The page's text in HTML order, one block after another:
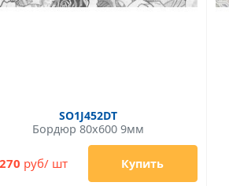
SO1J452DT
Бордюр 80x600 9мм
270 руб/ шт Купить